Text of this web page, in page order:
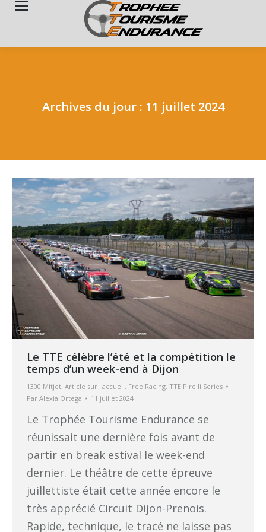
Archives du jour : 11 juillet 2024
Le TTE célèbre l’été et la compétition le
temps d’un week-end à Dijon
1300 Mitjet, Article sur l'accueil, Free Racing, TTE Pirelli Series
Par Alexia Ortega 11 juillet 2024
Le Trophée Tourisme Endurance se
réunissait une dernière fois avant de
partir en break estival le week-end
dernier. Le théâtre de cette épreuve
juillettiste était cette année encore le
très apprécié Circuit Dijon-Prenois.
Rapide, technique, le tracé ne laisse pas